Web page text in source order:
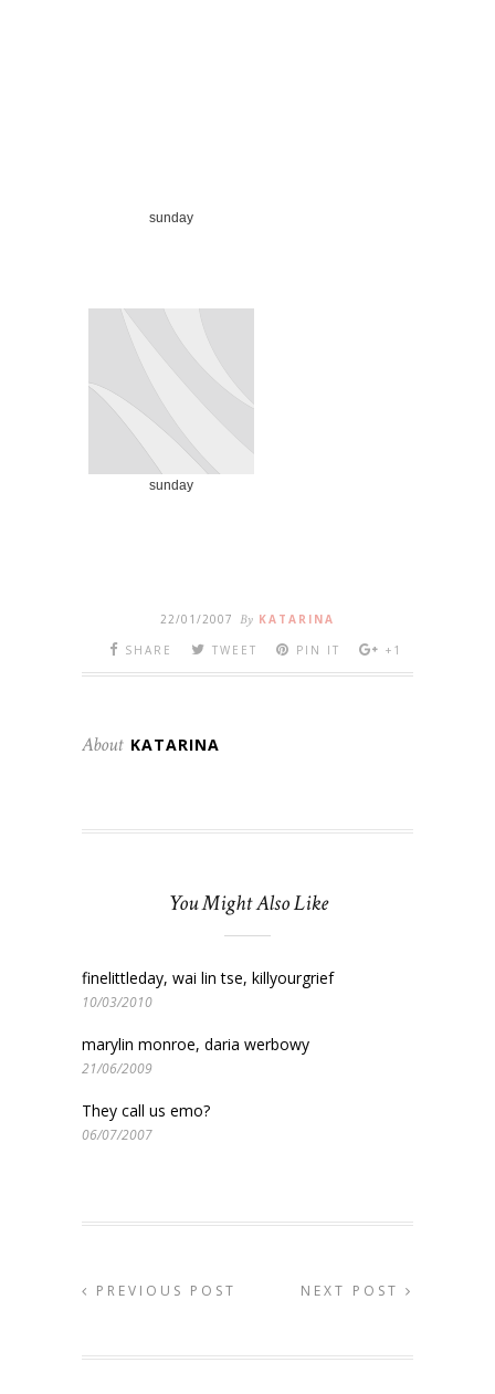
sunday
sunday
22/01/2007 By KATARINA
SHARE
TWEET PIN IT +1
About KATARINA
You Might Also Like
finelittleday, wai lin tse, killyourgrief
10/03/2010
marylin monroe, daria werbowy
21/06/2009
They call us emo?
06/07/2007
PREVIOUS POST NEXT POST